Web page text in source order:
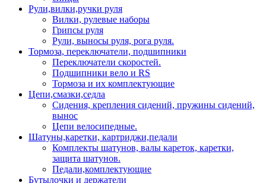
Рули,вилки,ручки руля
Вилки, рулевые наборы
Грипсы руля
Рули, выносы руля, рога руля.
Тормоза, переключатели, подшипники
Переключатели скоростей.
Подшипники вело и RS
Тормоза и их комплектующие
Цепи,смазки,седла
Сидения, крепления сидений, пружины сидений,
вынос
Цепи велосипедные.
Шатуны,каретки, картриджи,педали
Комплекты шатунов, валы кареток, каретки,
защита шатунов.
Педали,комплектующие
Бутылочки и держатели